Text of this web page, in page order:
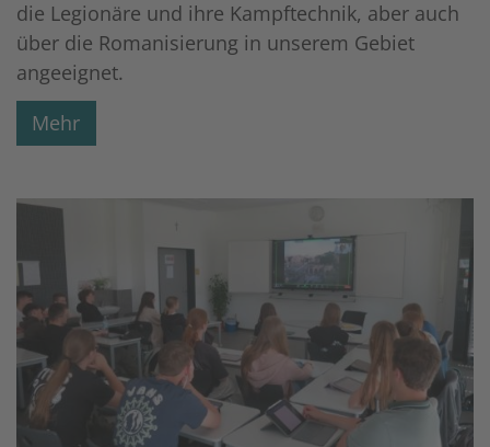
die Legionäre und ihre Kampftechnik, aber auch
über die Romanisierung in unserem Gebiet
angeeignet.
Mehr